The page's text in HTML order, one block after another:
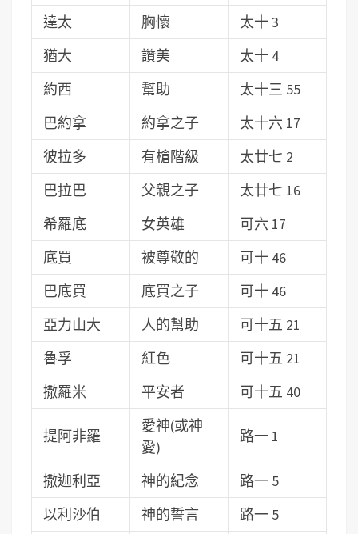
達太
胸懷
太十 3
猶大
讚美
太十 4
約西
幫助
太十三 55
巴約拿
約拿之子
太十六 17
彼拉多
有槍階級
太廿七 2
巴拉巴
父親之子
太廿七 16
希羅底
女英雄
可六 17
底買
被尊敬的
可十 46
巴底買
底買之子
可十 46
亞力山大
人的幫助
可十五 21
魯孚
紅色
可十五 21
撒羅米
平安者 可十五 40
提阿非羅
愛神(或神
愛)
路一 1
撒迦利亞 神的紀念
路一 5
以利沙伯
神的誓言
路一 5